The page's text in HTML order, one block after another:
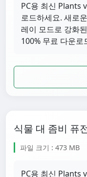
PC용 최신 Plants
로드하세요. 새로
레이 모드로 강화
100% 무료 다운로
식물 대 좀비 퓨
파일 크기 : 473 MB
PC용 최신 Plants